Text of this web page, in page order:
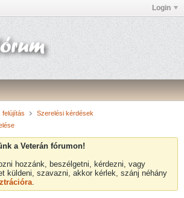
Login
felújítás
Szerelési kérdések
a Veterán fórumon!
hozzánk, beszélgetni, kérdezni, vagy
küldeni, szavazni, akkor kérlek, szánj néhány
.